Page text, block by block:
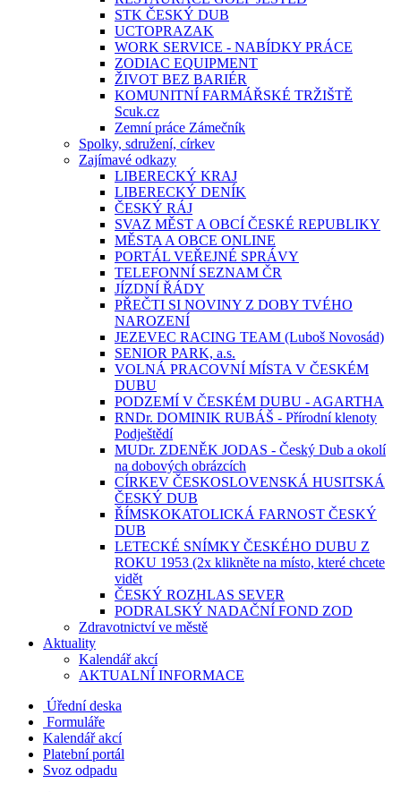
STK ČESKÝ DUB
UCTOPRAZAK
WORK SERVICE - NABÍDKY PRÁCE
ZODIAC EQUIPMENT
ŽIVOT BEZ BARIÉR
KOMUNITNÍ FARMÁŘSKÉ TRŽIŠTĚ
Scuk.cz
Zemní práce Zámečník
Spolky, sdružení, církev
Zajímavé odkazy
LIBERECKÝ KRAJ
LIBERECKÝ DENÍK
ČESKÝ RÁJ
SVAZ MĚST A OBCÍ ČESKÉ REPUBLIKY
MĚSTA A OBCE ONLINE
PORTÁL VEŘEJNÉ SPRÁVY
TELEFONNÍ SEZNAM ČR
JÍZDNÍ ŘÁDY
PŘEČTI SI NOVINY Z DOBY TVÉHO
NAROZENÍ
JEZEVEC RACING TEAM (Luboš Novosád)
SENIOR PARK, a.s.
VOLNÁ PRACOVNÍ MÍSTA V ČESKÉM
DUBU
PODZEMÍ V ČESKÉM DUBU - AGARTHA
RNDr. DOMINIK RUBÁŠ - Přírodní klenoty
Podještědí
MUDr. ZDENĚK JODAS - Český Dub a okolí
na dobových obrázcích
CÍRKEV ČESKOSLOVENSKÁ HUSITSKÁ
ČESKÝ DUB
ŘÍMSKOKATOLICKÁ FARNOST ČESKÝ
DUB
LETECKÉ SNÍMKY ČESKÉHO DUBU Z
ROKU 1953 (2x klikněte na místo, které chcete
vidět
ČESKÝ ROZHLAS SEVER
PODRALSKÝ NADAČNÍ FOND ZOD
Zdravotnictví ve městě
Aktuality
Kalendář akcí
AKTUALNÍ INFORMACE
Úřední deska
Formuláře
Kalendář akcí
Platební portál
Svoz odpadu